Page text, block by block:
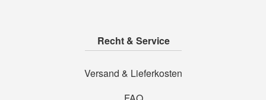
Recht & Service
Versand & Lieferkosten